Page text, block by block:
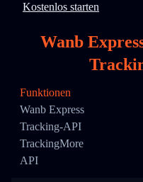
Kostenlos starten
Wanb
Funktionen
Wanb Express
Tracking-API
TrackingMore
API